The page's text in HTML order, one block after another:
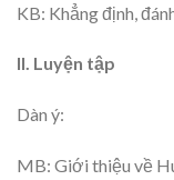
KB: Khẳng định,
II. Luyện tập
Dàn ý:
MB: Giới thiệu về